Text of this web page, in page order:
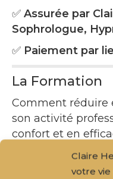
Claire
votre vie
✅ Assurée par
Sophrologue,
✅ Paiement par
La Formation
Comment réduire
son activité
confort et en
Cette formation à